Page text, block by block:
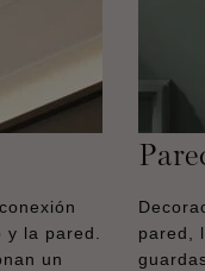
y la pared.
un
pared,